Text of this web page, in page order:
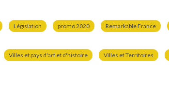
Législation promo 2020 Remarkable France
Villes et pays d'art et d'histoire Villes et Territoires